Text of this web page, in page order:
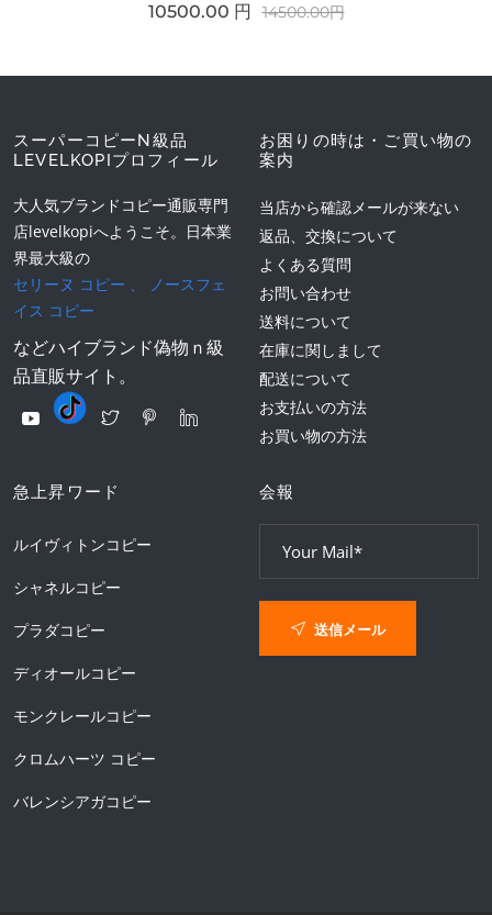
10500.00 円 14500.00円
スーパーコピーN級品
LEVELKOPIプロフィール
大人気ブランドコピー通販専門
店levelkopiへようこそ。日本業
界最大級の
セリーヌ コピー 、
ノースフェ
イス コピー
などハイブランド偽物ｎ級
品直販サイト。
お困りの時は・ご買い物の
案内
当店から確認メールが来ない
返品、交換について
よくある質問
お問い合わせ
送料について
在庫に関しまして
配送について
お支払いの方法
お買い物の方法
急上昇ワード
ルイヴィトンコピー
シャネルコピー
プラダコピー
ディオールコピー
モンクレールコピー
クロムハーツ コピー
バレンシアガコピー
会報
送信メール